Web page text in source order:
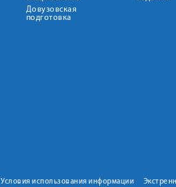
Довузовская
подготовка
Условия использования информации